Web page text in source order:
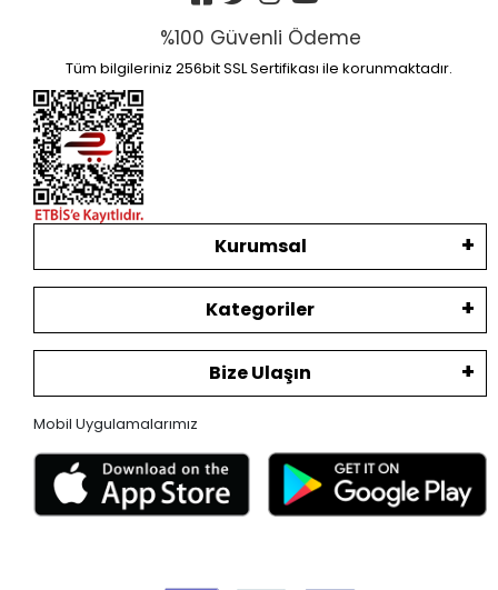
%100 Güvenli Ödeme
Tüm bilgileriniz 256bit SSL Sertifikası ile korunmaktadır.
Kurumsal
Kategoriler
Bize Ulaşın
Mobil Uygulamalarımız